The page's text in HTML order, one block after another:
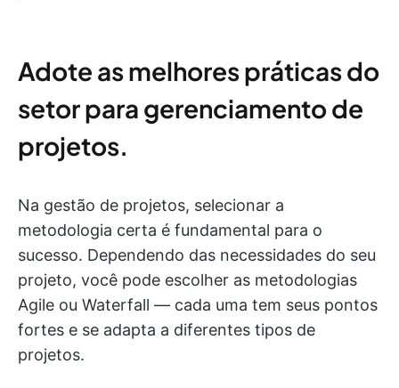
Adote as melhores práticas do
setor para gerenciamento de
projetos.
Na gestão de projetos, selecionar a
metodologia certa é fundamental para o
sucesso. Dependendo das necessidades do seu
projeto, você pode escolher as metodologias
Agile ou Waterfall — cada uma tem seus pontos
fortes e se adapta a diferentes tipos de
projetos.